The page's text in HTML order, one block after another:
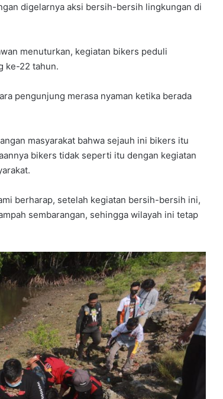
digelarnya aksi bersih-bersih lingkungan di
menuturkan, kegiatan bikers peduli
ke-22 tahun.
pengunjung merasa nyaman ketika berada
masyarakat bahwa sejauh ini bikers itu
bikers tidak seperti itu dengan kegiatan
berharap, setelah kegiatan bersih-bersih ini,
sembarangan, sehingga wilayah ini tetap
YPPSB
Bekali
Guru
melalui
Bimtek
Kepramukaan
4 minggu ago
YPPSB Bekali Guru melalui Bimtek
Kepramukaan